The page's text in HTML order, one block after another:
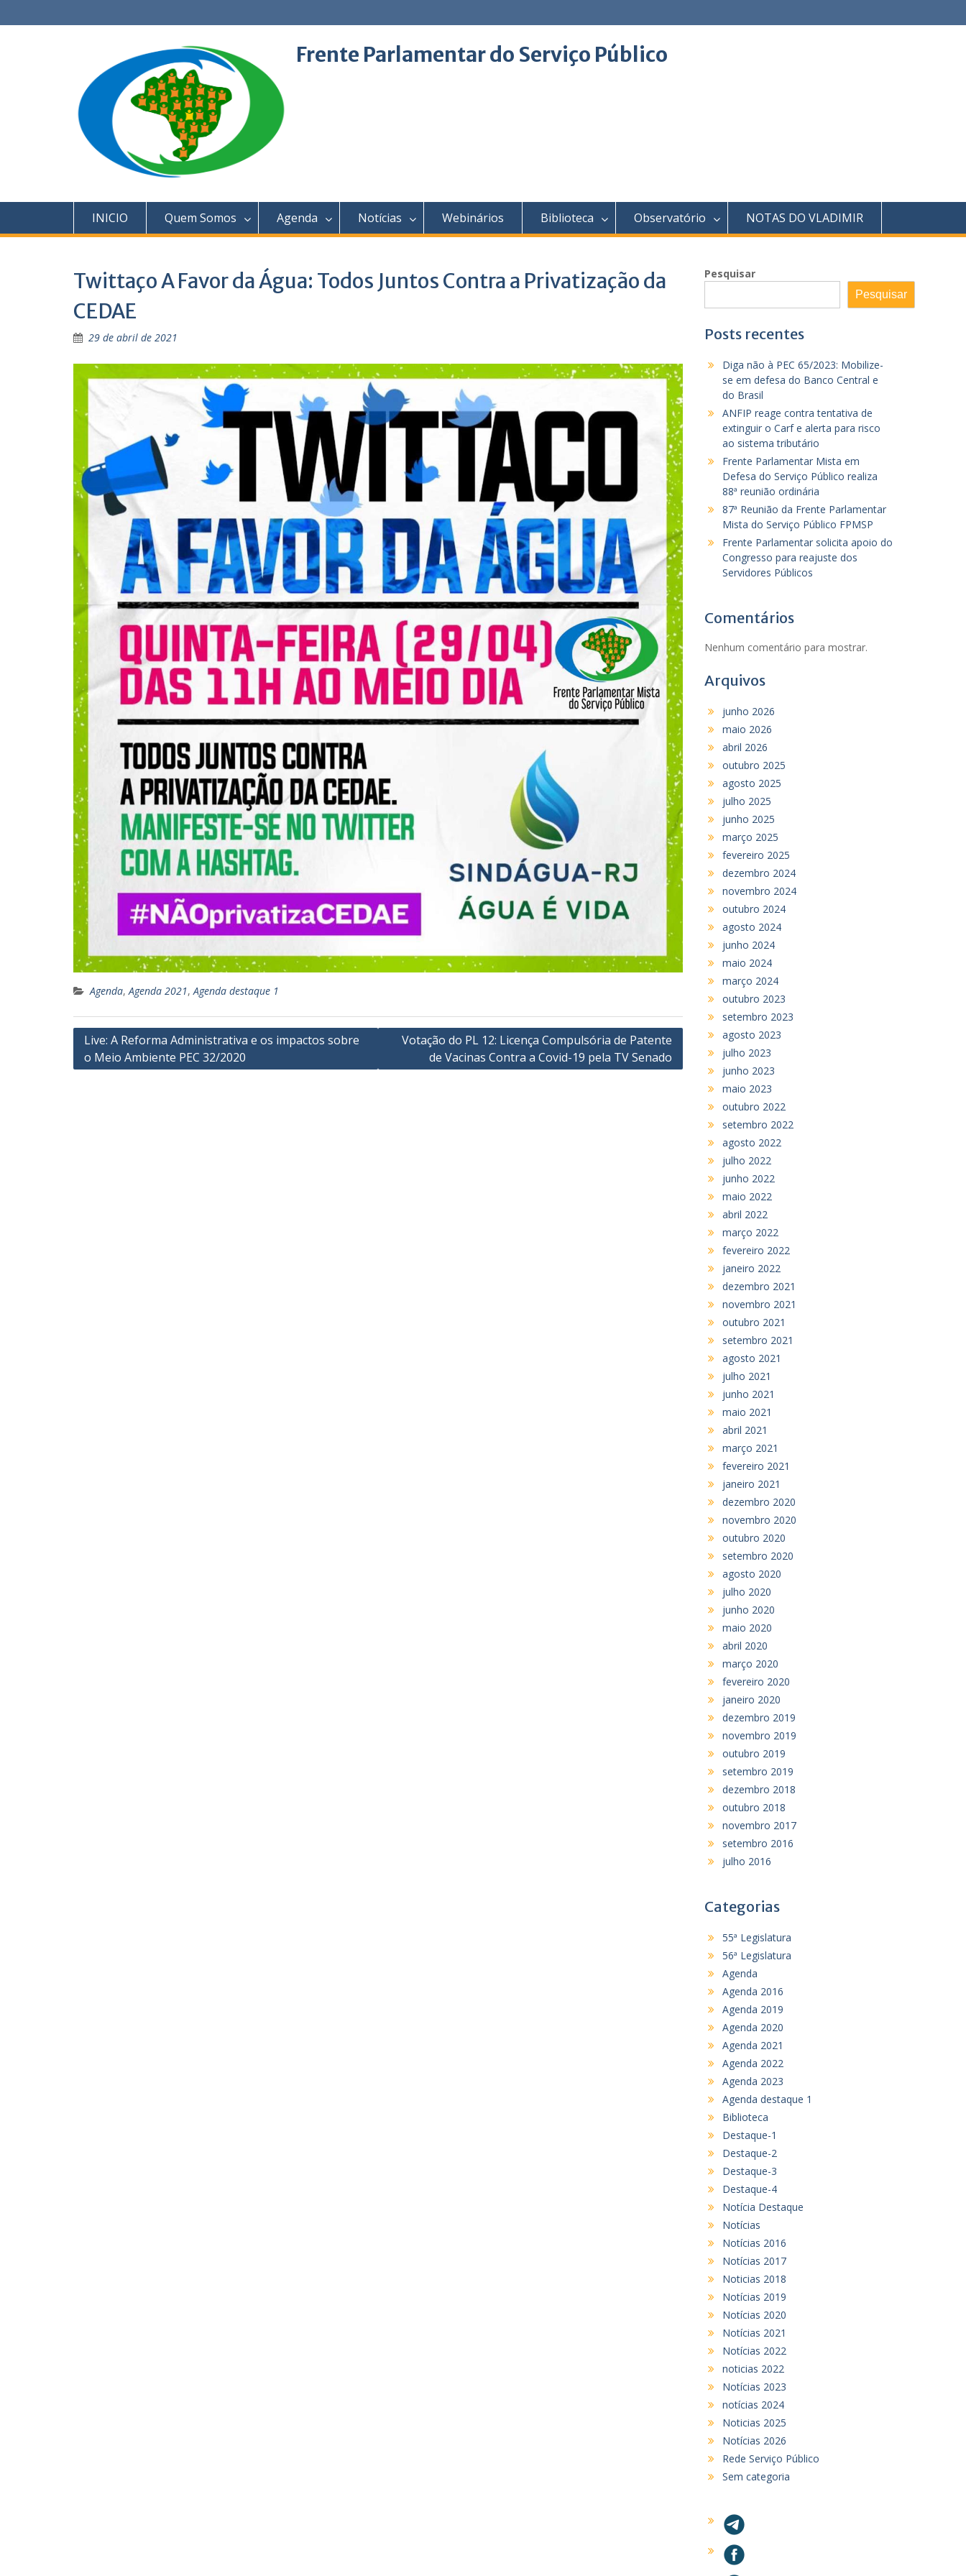
to
Frente Parlamentar do Serviço Público
INICIO Quem Somos Agenda Notícias Webinários Biblioteca Observatório NOTAS DO VLADIMIR
Twittaço A Favor da Água: Todos Juntos Contra a Privatização da
CEDAE
29 de abril de 2021
Agenda,Agenda 2021,Agenda destaque 1
Navegação
de
Live: A Reforma Administrativa e os impactos sobre
o Meio Ambiente PEC 32/2020
Votação do PL 12: Licença Compulsória de Patente
de Vacinas Contra a Covid-19 pela TV Senado
Pesquisar
Pesquisar
Posts recentes
Diga não à PEC 65/2023: Mobilize-
se em defesa do Banco Central e
do Brasil
ANFIP reage contra tentativa de
extinguir o Carf e alerta para risco
ao sistema tributário
Frente Parlamentar Mista em
Defesa do Serviço Público realiza
88ª reunião ordinária
87ª Reunião da Frente Parlamentar
Mista do Serviço Público FPMSP
Frente Parlamentar solicita apoio do
Congresso para reajuste dos
Servidores Públicos
Comentários
Nenhum comentário para mostrar.
Arquivos
junho 2026
maio 2026
abril 2026
outubro 2025
agosto 2025
julho 2025
junho 2025
março 2025
fevereiro 2025
dezembro 2024
novembro 2024
outubro 2024
agosto 2024
junho 2024
maio 2024
março 2024
outubro 2023
setembro 2023
agosto 2023
julho 2023
junho 2023
maio 2023
outubro 2022
setembro 2022
agosto 2022
julho 2022
junho 2022
maio 2022
abril 2022
março 2022
fevereiro 2022
janeiro 2022
dezembro 2021
novembro 2021
outubro 2021
setembro 2021
agosto 2021
julho 2021
junho 2021
maio 2021
abril 2021
março 2021
fevereiro 2021
janeiro 2021
dezembro 2020
novembro 2020
outubro 2020
setembro 2020
agosto 2020
julho 2020
junho 2020
maio 2020
abril 2020
março 2020
fevereiro 2020
janeiro 2020
dezembro 2019
novembro 2019
outubro 2019
setembro 2019
dezembro 2018
outubro 2018
novembro 2017
setembro 2016
julho 2016
Categorias
55ª Legislatura
56ª Legislatura
Agenda
Agenda 2016
Agenda 2019
Agenda 2020
Agenda 2021
Agenda 2022
Agenda 2023
Agenda destaque 1
Biblioteca
Destaque-1
Destaque-2
Destaque-3
Destaque-4
Notícia Destaque
Notícias
Notícias 2016
Notícias 2017
Noticias 2018
Notícias 2019
Notícias 2020
Notícias 2021
Notícias 2022
noticias 2022
Notícias 2023
notícias 2024
Noticias 2025
Notícias 2026
Rede Serviço Público
Sem categoria